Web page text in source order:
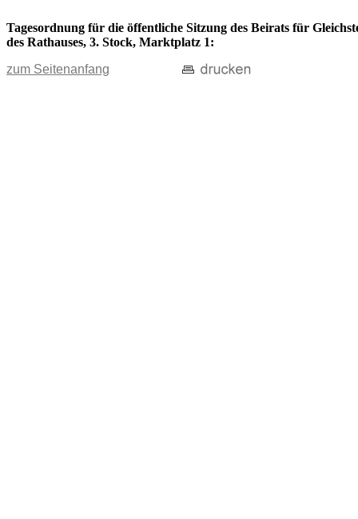
Tagesordnung für die öffentliche Sitzung des Beirats für
des Rathauses, 3. Stock, Marktplatz 1:
zum Seitenanfang